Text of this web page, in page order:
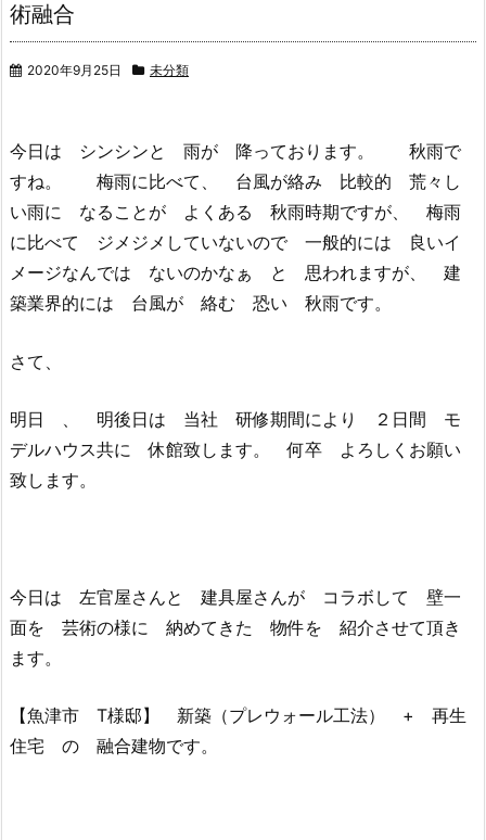
術融合
2020年9月25日 未分類
今日は シンシンと 雨が 降っております。 秋雨で
すね。 梅雨に比べて、 台風が絡み 比較的 荒々し
い雨に なることが よくある 秋雨時期ですが、 梅雨
に比べて ジメジメしていないので 一般的には 良いイ
メージなんでは ないのかなぁ と 思われますが、 建
築業界的には 台風が 絡む 恐い 秋雨です。
さて、
明日 、 明後日は 当社 研修期間により ２日間 モ
デルハウス共に 休館致します。 何卒 よろしくお願い
致します。
今日は 左官屋さんと 建具屋さんが コラボして 壁一
面を 芸術の様に 納めてきた 物件を 紹介させて頂き
ます。
【魚津市 T様邸】 新築（プレウォール工法） + 再生
住宅 の 融合建物です。